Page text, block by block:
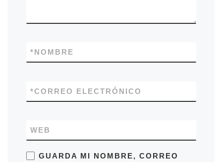
NOMBRE
*
CORREO ELECTRÓNICO
*
WEB
GUARDA MI NOMBRE, CORREO